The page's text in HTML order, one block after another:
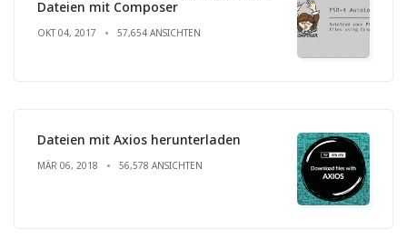
Dateien mit Composer
OKT 04, 2017 57,654 ANSICHTEN
Dateien mit Axios herunterladen
MÄR 06, 2018 56,578 ANSICHTEN